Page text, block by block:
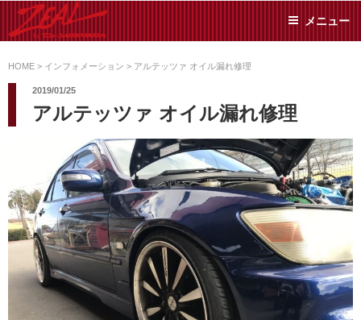
ン
ツ
ス
SUMIYAMA
た日常メンテから各種チ
ューニングまで、車に関
リーでお任せください!
メニュー
HOME > インフォメーション > アルテッツァ オイル漏れ修理
2019/01/25
アルテッツァ オイル漏れ修理